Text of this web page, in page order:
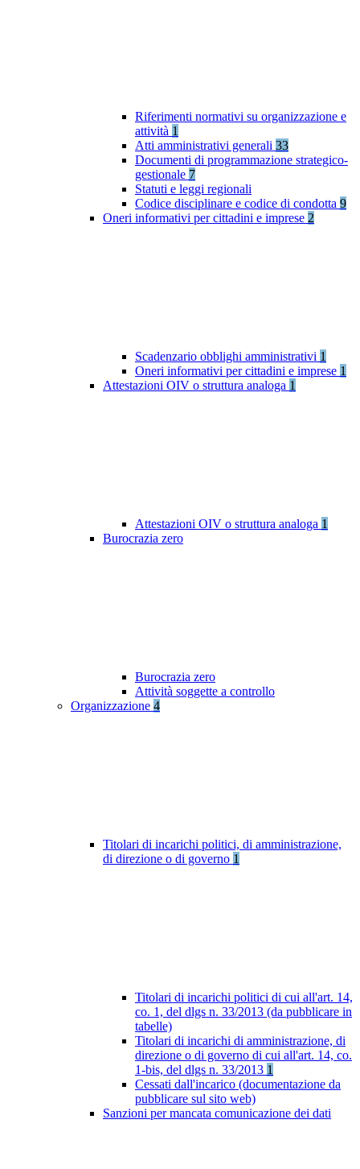
Riferimenti normativi su organizzazione e
attività 1
Atti amministrativi generali 33
Documenti di programmazione strategico-
gestionale 7
Statuti e leggi regionali
Codice disciplinare e codice di condotta 9
Oneri informativi per cittadini e imprese 2
Scadenzario obblighi amministrativi 1
Oneri informativi per cittadini e imprese 1
Attestazioni OIV o struttura analoga 1
Attestazioni OIV o struttura analoga 1
Burocrazia zero
Burocrazia zero
Attività soggette a controllo
Organizzazione 4
Titolari di incarichi politici, di amministrazione,
di direzione o di governo 1
Titolari di incarichi politici di cui all'art. 14,
co. 1, del dlgs n. 33/2013 (da pubblicare in
tabelle)
Titolari di incarichi di amministrazione, di
direzione o di governo di cui all'art. 14, co.
1-bis, del dlgs n. 33/2013 1
Cessati dall'incarico (documentazione da
pubblicare sul sito web)
Sanzioni per mancata comunicazione dei dati